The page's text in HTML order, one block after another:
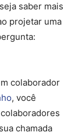
saber mais
projetar uma
colaborador
, você
chamada